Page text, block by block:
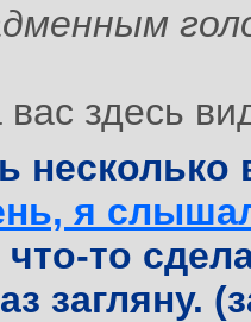
здесь
несколько
я
то
загляну.